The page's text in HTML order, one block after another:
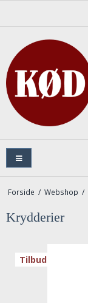
Forside / Webshop /
Krydderier
Tilbud